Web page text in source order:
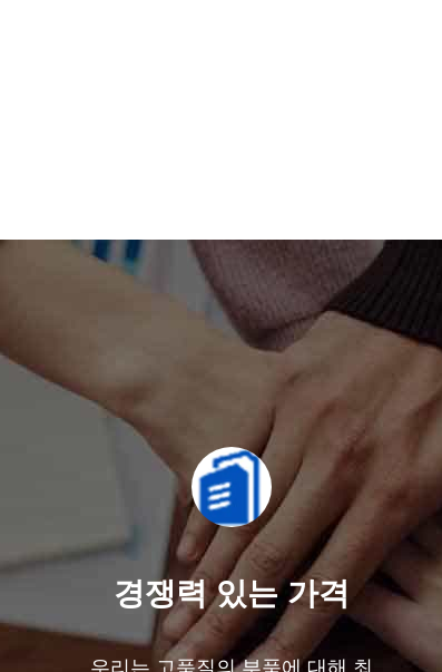
경쟁력 있는 가격
우리는 고품질의 부품에 대해 최